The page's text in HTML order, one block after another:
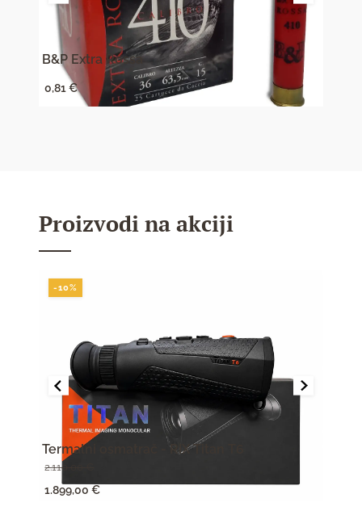
B&P Extra Rossa
0,81€
Proizvodi na akciji
-10%
Termalni osmatrač - RIX Titan T6
2.110,00
Izvorna
1.899,00€ Trenutna